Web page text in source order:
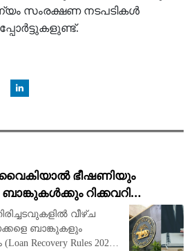
സംരക്ഷണ നടപടികൾ
വൈകിയാൽ ഭീഷണിയും
റിക്കവറി
നിയന്ത്രണങ്ങളുമായി
വീഴ്ച
ബാങ്കുകളും
Recovery Rules 2026)